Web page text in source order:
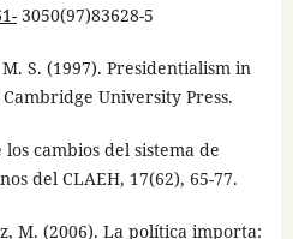
3050(97)83628-5
S. (1997). Presidentialism in
University Press.
cambios del sistema de
del CLAEH, 17(62), 65-77.
M. (2006). La política importa: